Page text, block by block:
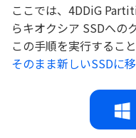
ここでは、4DDiG
らキオクシア SSDへの
この手順を実行するこ
そのまま新しいSSDに